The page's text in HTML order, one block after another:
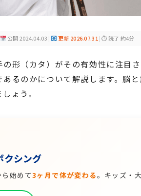
公開 2024.04.03 | 更新 2026.07.31 | ⏱ 読了 約4分
形（カタ）がその有効性に注目
るのかについて解説します。脳
ょう。
クシング
始めて3ヶ月で体が変わる。キッズ・